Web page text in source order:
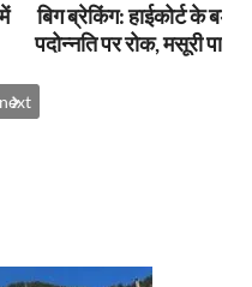
UPCL अभियंताओं की
की वेतन कटौती थमी
next